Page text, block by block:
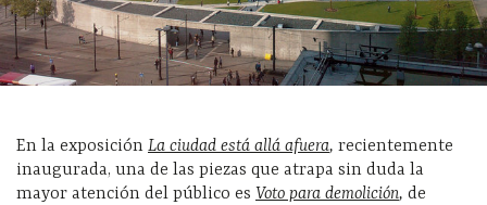
En la exposición La ciudad está allá afuera, recientemente
inaugurada, una de las piezas que atrapa sin duda la
mayor atención del público es Voto para demolición, de